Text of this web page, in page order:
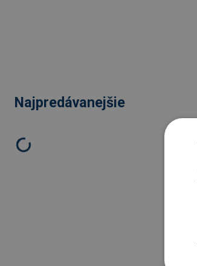
Najpredávanejšie